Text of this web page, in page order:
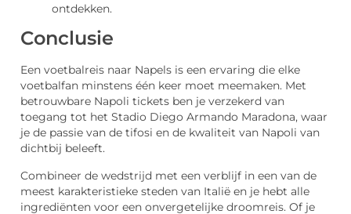
ontdekken.
Conclusie
Een voetbalreis naar Napels is een ervaring die elke
voetbalfan minstens één keer moet meemaken. Met
betrouwbare Napoli tickets ben je verzekerd van
toegang tot het Stadio Diego Armando Maradona, waar
je de passie van de tifosi en de kwaliteit van Napoli van
dichtbij beleeft.
Combineer de wedstrijd met een verblijf in een van de
meest karakteristieke steden van Italië en je hebt alle
ingrediënten voor een onvergetelijke droomreis. Of je